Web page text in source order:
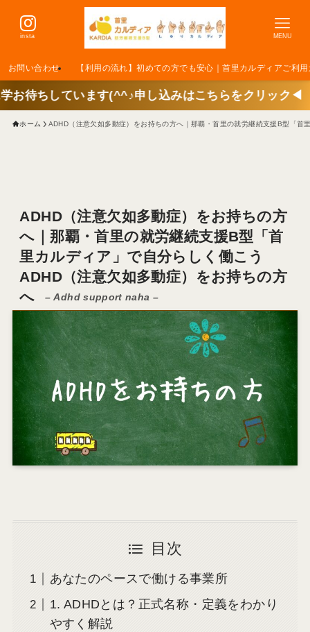
insta MENU
お問い合わせ 【利用の流れ】初めての方でも安心｜首里カルディアご利
います(^^♪申し込みはこちらをクリック◀
ホーム ADHD（注意欠如多動症）をお持ちの方へ｜那覇・首里の就労継続支援B型「
ADHD（注意欠如多動症）をお持ちの方
へ｜那覇・首里の就労継続支援B型「首
里カルディア」で自分らしく働こう
ADHD（注意欠如多動症）をお持ちの方
へ
– Adhd support naha –
目次
あなたのペースで働ける事業所
1. ADHDとは？正式名称・定義をわかり
やすく解説